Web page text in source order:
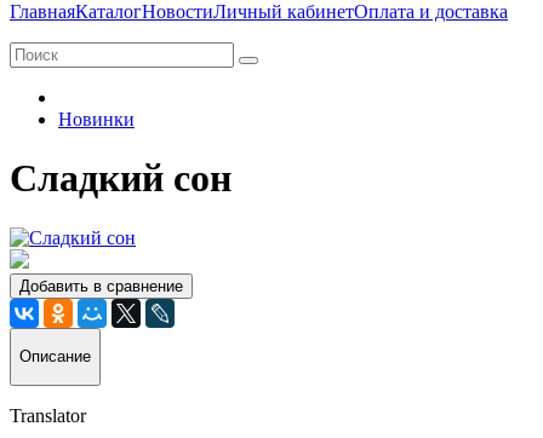
ГлавнаяКаталогНовостиЛичный кабинетОплата и доставка
Новинки
Сладкий сон
Добавить в сравнение
Описание
Translator